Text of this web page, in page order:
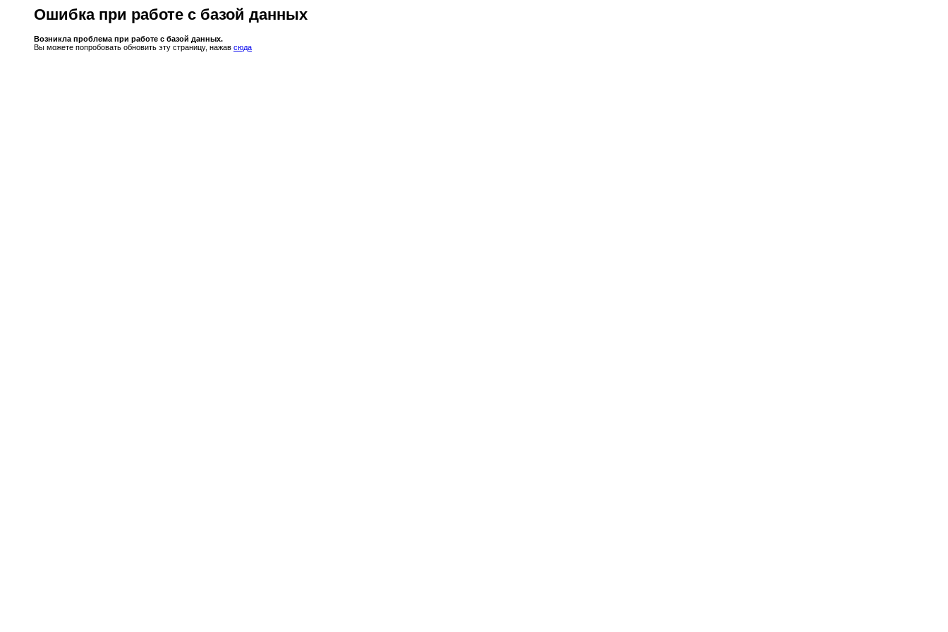
Ошибка при работе с базой данных
Возникла проблема при работе с базой данных.
Вы можете попробовать обновить эту страницу, нажав сюда